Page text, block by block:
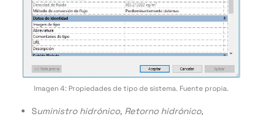
Imagen 4: Propiedades de tipo de sistema. Fuente propia.
Suministro hidrónico, Retorno hidrónico,